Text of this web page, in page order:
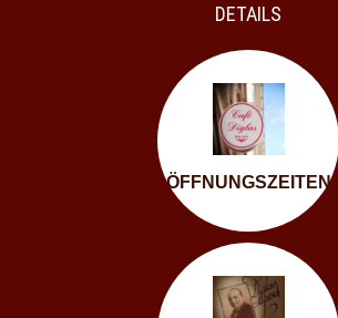
DETAILS
ÖFFNUNGSZEITEN